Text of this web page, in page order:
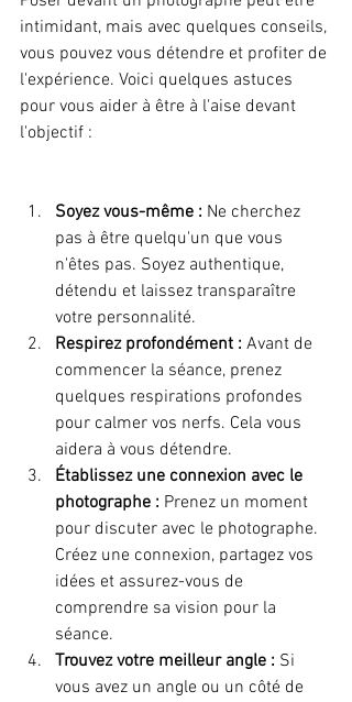
intimidant, mais avec quelques conseils,
vous pouvez vous détendre et profiter de
l'expérience. Voici quelques astuces
pour vous aider à être à l'aise devant
l'objectif :
Soyez vous-même : Ne cherchez
pas à être quelqu'un que vous
n'êtes pas. Soyez authentique,
détendu et laissez transparaître
votre personnalité.
Respirez profondément : Avant de
commencer la séance, prenez
quelques respirations profondes
pour calmer vos nerfs. Cela vous
aidera à vous détendre.
Établissez une connexion avec le
photographe : Prenez un moment
pour discuter avec le photographe.
Créez une connexion, partagez vos
idées et assurez-vous de
comprendre sa vision pour la
séance.
Trouvez votre meilleur angle : Si
vous avez un angle ou un côté de